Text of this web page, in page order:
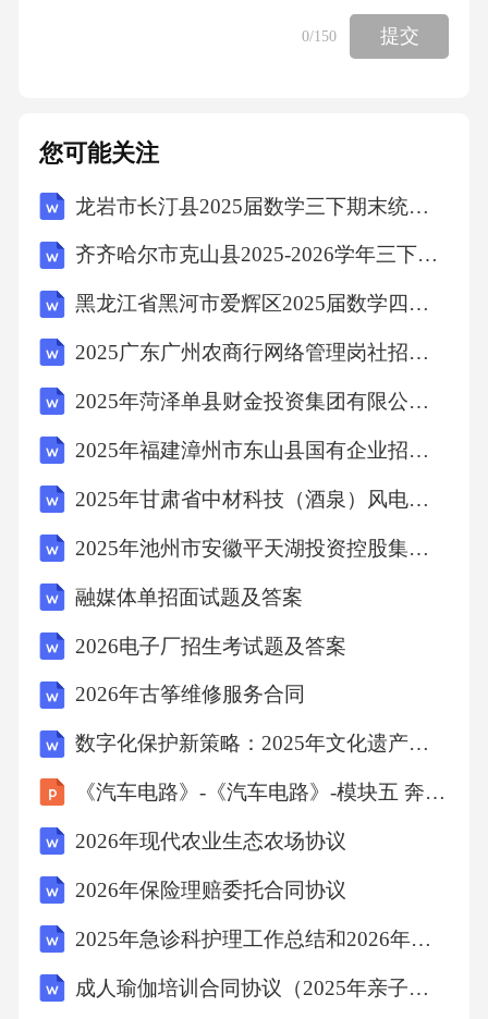
0/150 提交
您可能关注
龙岩市长汀县2025届数学三下期末统考试题含答案解析
齐齐哈尔市克山县2025-2026学年三下数学期中质量跟踪监视试题含解析
黑龙江省黑河市爱辉区2025届数学四下期末综合测试试题含答案
2025广东广州农商行网络管理岗社招笔试历年典型考题及考点剖析附带答案详解
2025年菏泽单县财金投资集团有限公司招聘（14人）笔试历年典型考点题库附带答案详解
2025年福建漳州市东山县国有企业招聘84人笔试历年备考题库附带答案详解
2025年甘肃省中材科技（酒泉）风电叶片有限公司招聘208人笔试历年难易错考点试卷带答案解析
2025年池州市安徽平天湖投资控股集团有限公司招12人笔试历年常考点试题专练附带答案详解
融媒体单招面试题及答案
2026电子厂招生考试题及答案
2026年古筝维修服务合同
数字化保护新策略：2025年文化遗产开发项目可行性分析
《汽车电路》-《汽车电路》-模块五 奔驰轿车电路读图方法
2026年现代农业生态农场协议
2026年保险理赔委托合同协议
2025年急诊科护理工作总结和2026年工作计划
成人瑜伽培训合同协议（2025年亲子瑜伽亲子互动）